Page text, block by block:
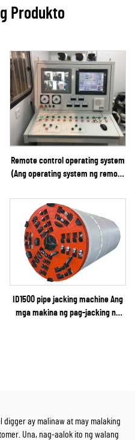
Produkto
Remote control operating system
(Ang operating system ng remote
ID1500 pipe jacking machine Ang
mga makina ng pag-jacking ng
ay malinaw at may malaking
Una, nag-aalok ito ng walang